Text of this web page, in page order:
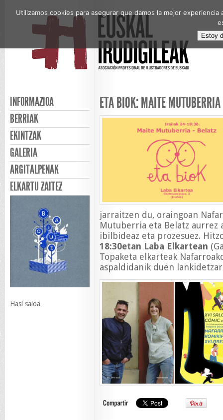
INFORMAZIOA
BERRIAK
EKINTZAK
GALERIA
ARGITALPENAK
ELKARTU ZAITEZ
Hasi saioa
ETA BIOK: MAITE
jarraitzen du, oraingoan
Mutuberria eta Belatz
ibilbideaz eta prozesuez.
18:30etan Laba Elkartean
Topaketa elkarteak
aspaldidanik duen
Utilizamos cookies para asegurar que damos la mejor
Estoy